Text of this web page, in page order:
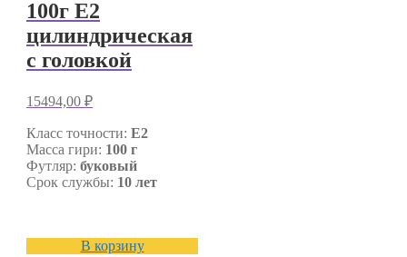
100г E2
цилиндрическая
с головкой
15494,00 ₽
Класс точности: E2
Масса гири: 100 г
Футляр: буковый
Срок службы: 10 лет
В корзину